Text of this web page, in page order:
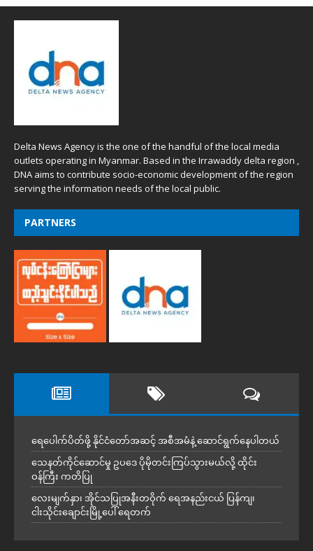
Delta News Agency is the one of the handful of the local media
outlets operating in Myanmar. Based in the Irrawaddy delta region ,
DNA aims to contribute socio-economic development of the region
serving the information needs of the local public.
PARTNERS
ရေပေါက်ပိတ်ဖို့ နိုင်ငံတော်အဆင့် အစီအမံနဲ့ ဆောင်ရွက်နေပါတယ်
သေနတ်ကိုင်ဆောင်မှု ဥပဒေ ပိုမိုတင်းကြပ်သွားမယ်လို့ ထိုင်း
ဝန်ကြီး ကတိပြု
လေးမျက်နှာ၊ အိုင်သပြုအနီးတဝိုက် ရေအနည်းငယ် ပြန်ကျ၊
ငါးသိုင်းချောင်းမြို့ပေါ် ရေတက်